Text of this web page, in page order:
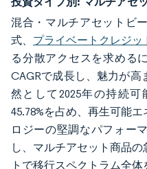
混合・マルチアセットビ
式、 プライベートクレジッ
る分散アクセスを求める
CAGRで成長し、魅力が
然として2025年の持続
45.78%を占め、再生可能
ロジーの堅調なパフォー
し、マルチアセット商品
トで移行スペクトラム全